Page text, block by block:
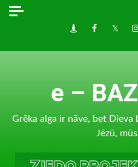
Skip
DraugiemFacebook
e –
Grēka alga ir nāve, bet
Jēzū,